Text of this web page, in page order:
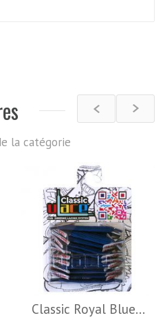
la catégorie
Classic Royal Blue...